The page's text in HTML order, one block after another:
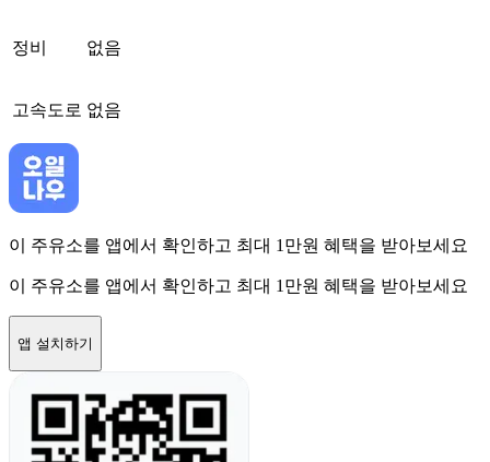
정비 없음
고속도로 없음
이 주유소를 앱에서 확인하고 최대 1만원 혜택을 받아보세요
이 주유소를 앱에서 확인하고 최대 1만원 혜택을 받아보세요
앱 설치하기